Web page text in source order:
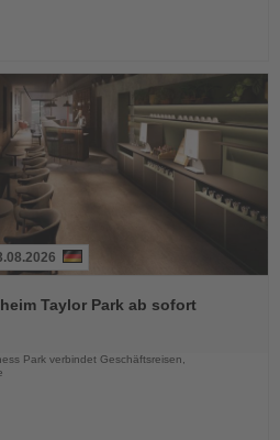
Taylor Park ab sofort
Park verbindet Geschäftsreisen,